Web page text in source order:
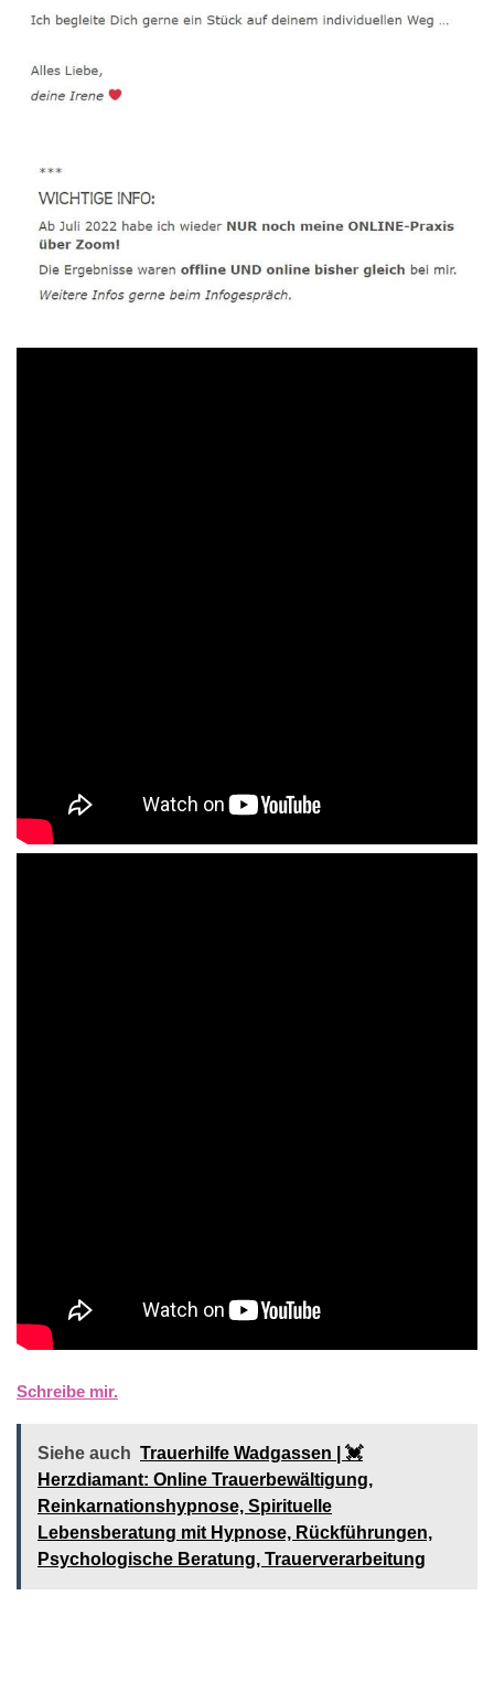
Schreibe mir.
Siehe auch Trauerhilfe Wadgassen | 💓️️
Herzdiamant: Online Trauerbewältigung,
Reinkarnationshypnose, Spirituelle
Lebensberatung mit Hypnose, Rückführungen,
Psychologische Beratung, Trauerverarbeitung